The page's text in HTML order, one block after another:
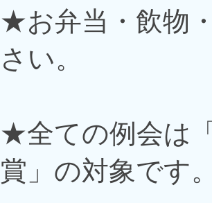
★お弁当・飲物
さい。
★全ての例会は
賞」の対象です